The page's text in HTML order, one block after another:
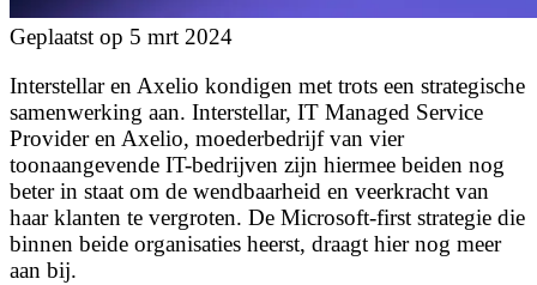
Geplaatst op 5 mrt 2024
Interstellar en Axelio kondigen met trots een strategische
samenwerking aan. Interstellar, IT Managed Service
Provider en Axelio, moederbedrijf van vier
toonaangevende IT-bedrijven zijn hiermee beiden nog
beter in staat om de wendbaarheid en veerkracht van
haar klanten te vergroten. De Microsoft-first strategie die
binnen beide organisaties heerst, draagt hier nog meer
aan bij.